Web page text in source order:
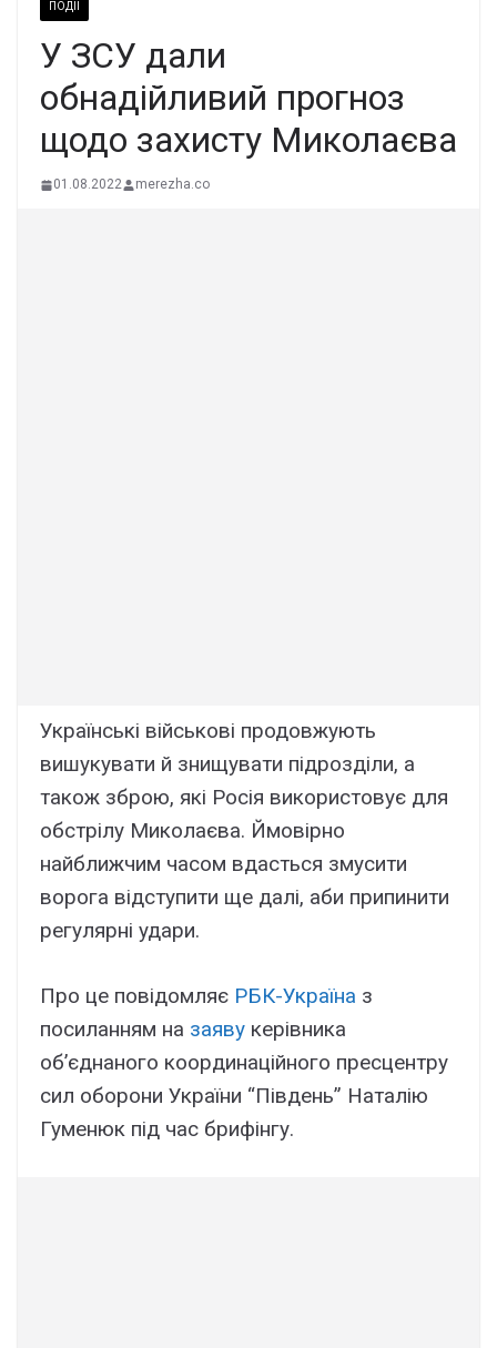
ПОДІЇ
У ЗСУ дали
обнадійливий прогноз
щодо захисту Миколаєва
01.08.2022 merezha.co
Українські військові продовжують
вишукувати й знищувати підрозділи, а
також зброю, які Росія використовує для
обстрілу Миколаєва. Ймовірно
найближчим часом вдасться змусити
ворога відступити ще далі, аби припинити
регулярні удари.
Про це повідомляє РБК-Україна з
посиланням на заяву керівника
об’єднаного координаційного пресцентру
сил оборони України “Південь” Наталію
Гуменюк під час брифінгу.